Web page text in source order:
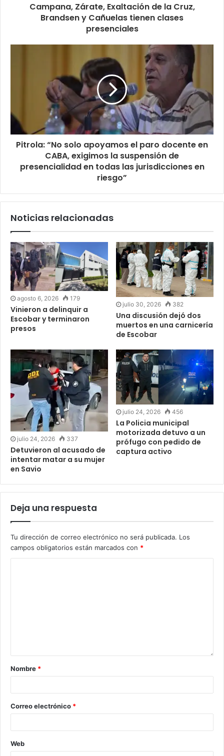
Campana, Zárate, Exaltación de la Cruz,
Brandsen y Cañuelas tienen clases
presenciales
Pitrola: “No solo apoyamos el paro docente en
CABA, exigimos la suspensión de
presencialidad en todas las jurisdicciones en
riesgo”
Noticias relacionadas
agosto 6, 2026 179
Vinieron a delinquir a
Escobar y terminaron
presos
julio 30, 2026 382
Una discusión dejó dos
muertos en una carnicería
de Escobar
julio 24, 2026 337
Detuvieron al acusado de
intentar matar a su mujer
en Savio
julio 24, 2026 456
La Policia municipal
motorizada detuvo a un
prófugo con pedido de
captura activo
Deja una respuesta
Tu dirección de correo electrónico no será publicada. Los
campos obligatorios están marcados con *
Nombre *
Correo electrónico *
Web